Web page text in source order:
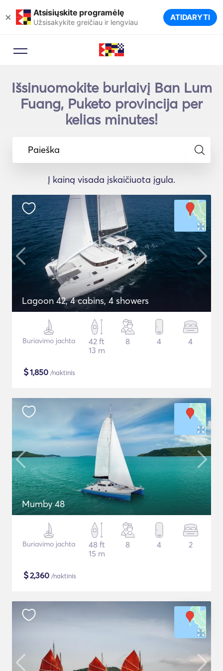
× Atsisiųskite programėlę
Užsisakykite greičiau ir lengviau ATIDARYTI
Išsinuomokite burlaivį Ban Lum
Fuang, Puketo provincija per
kelias minutes!
Paieška
Į kainą visada įskaičiuota įgula.
Lagoon 42, 4 cabins, 4 showers
Buriavimo jachta
42 ft
13 m
8 4 4
$1,850 /naktinis
Mumby 48
Buriavimo jachta
48 ft
15 m
8 4 2
$2,360 /naktinis